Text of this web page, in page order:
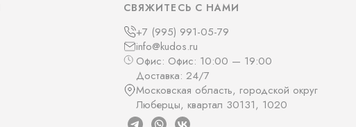
СВЯЖИТЕСЬ С НАМИ
+7 (995) 991-05-79
info@kudos.ru
Офис: Офис: 10:00 — 19:00
Доставка: 24/7
Московская область, городской округ
Люберцы, квартал 30131, 1020